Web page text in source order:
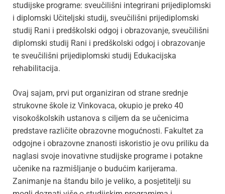
studijske programe: sveučilišni integrirani prijediplomski
i diplomski Učiteljski studij, sveučilišni prijediplomski
studij Rani i predškolski odgoj i obrazovanje, sveučilišni
diplomski studij Rani i predškolski odgoj i obrazovanje
te sveučilišni prijediplomski studij Edukacijska
rehabilitacija.
Ovaj sajam, prvi put organiziran od strane srednje
strukovne škole iz Vinkovaca, okupio je preko 40
visokoškolskih ustanova s ciljem da se učenicima
predstave različite obrazovne mogućnosti. Fakultet za
odgojne i obrazovne znanosti iskoristio je ovu priliku da
naglasi svoje inovativne studijske programe i potakne
učenike na razmišljanje o budućim karijerama.
Zanimanje na štandu bilo je veliko, a posjetitelji su